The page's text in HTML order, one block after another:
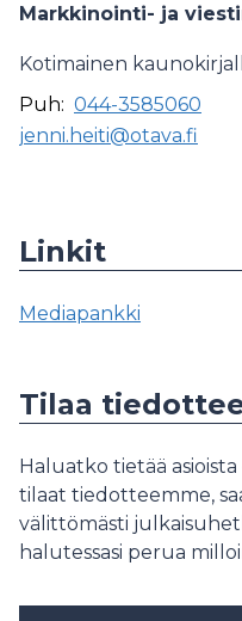
Markkinointi- ja
Kotimainen
Puh: 044-3585060
jenni.heiti@otava.fi
Linkit
Mediapankki
Tilaa
Haluatko tietää
tilaat tiedotteemme,
välittömästi
halutessasi perua